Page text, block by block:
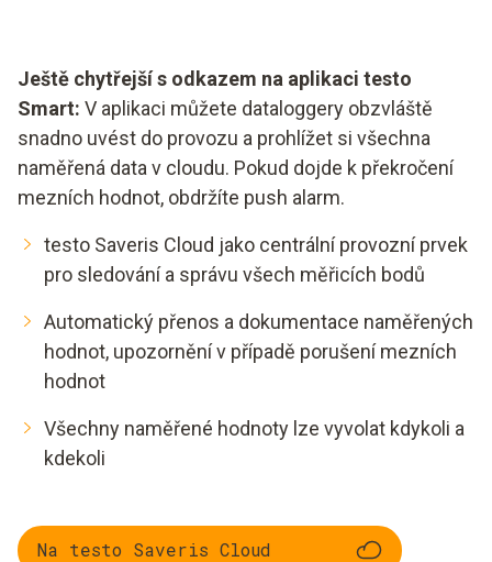
Ještě chytřejší s odkazem na aplikaci testo
Smart: V aplikaci můžete dataloggery obzvláště
snadno uvést do provozu a prohlížet si všechna
naměřená data v cloudu. Pokud dojde k překročení
mezních hodnot, obdržíte push alarm.
testo Saveris Cloud jako centrální provozní prvek
pro sledování a správu všech měřicích bodů
Automatický přenos a dokumentace naměřených
hodnot, upozornění v případě porušení mezních
hodnot
Všechny naměřené hodnoty lze vyvolat kdykoli a
kdekoli
Na testo Saveris Cloud